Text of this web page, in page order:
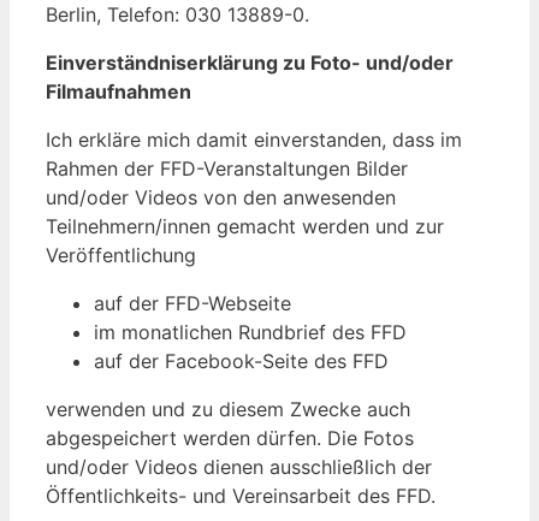
Berlin, Telefon: 030 13889-0.
Einverständniserklärung zu Foto- und/oder
Filmaufnahmen
Ich erkläre mich damit einverstanden, dass im
Rahmen der FFD-Veranstaltungen Bilder
und/oder Videos von den anwesenden
Teilnehmern/innen gemacht werden und zur
Veröffentlichung
auf der FFD-Webseite
im monatlichen Rundbrief des FFD
auf der Facebook-Seite des FFD
verwenden und zu diesem Zwecke auch
abgespeichert werden dürfen. Die Fotos
und/oder Videos dienen ausschließlich der
Öffentlichkeits- und Vereinsarbeit des FFD.